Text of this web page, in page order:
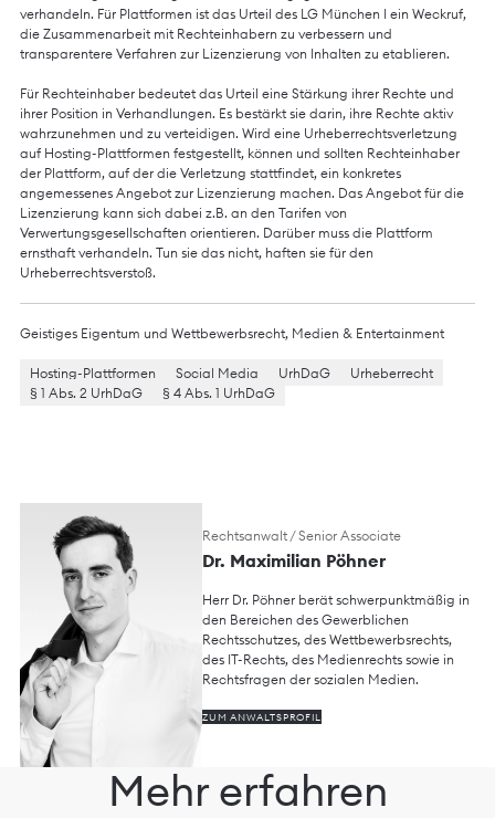
verhandeln. Für Plattformen ist das Urteil des LG München I ein Weckruf,
die Zusammenarbeit mit Rechteinhabern zu verbessern und
transparentere Verfahren zur Lizenzierung von Inhalten zu etablieren.
Für Rechteinhaber bedeutet das Urteil eine Stärkung ihrer Rechte und
ihrer Position in Verhandlungen. Es bestärkt sie darin, ihre Rechte aktiv
wahrzunehmen und zu verteidigen. Wird eine Urheberrechtsverletzung
auf Hosting-Plattformen festgestellt, können und sollten Rechteinhaber
der Plattform, auf der die Verletzung stattfindet, ein konkretes
angemessenes Angebot zur Lizenzierung machen. Das Angebot für die
Lizenzierung kann sich dabei z.B. an den Tarifen von
Verwertungsgesellschaften orientieren. Darüber muss die Plattform
ernsthaft verhandeln. Tun sie das nicht, haften sie für den
Urheberrechtsverstoß.
Geistiges Eigentum und Wettbewerbsrecht, Medien & Entertainment
Hosting-Plattformen Social Media UrhDaG
Urheberrecht
§ 1 Abs. 2 UrhDaG
§ 4 Abs. 1 UrhDaG
Rechtsanwalt / Senior Associate
Dr. Maximilian Pöhner
Herr Dr. Pöhner berät schwerpunktmäßig in
den Bereichen des Gewerblichen
Rechtsschutzes, des Wettbewerbsrechts,
des IT-Rechts, des Medienrechts sowie in
Rechtsfragen der sozialen Medien.
ZUM ANWALTSPROFIL
Mehr erfahren